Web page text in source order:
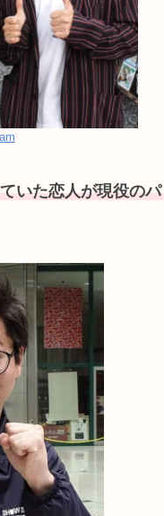
いた恋人が現役の